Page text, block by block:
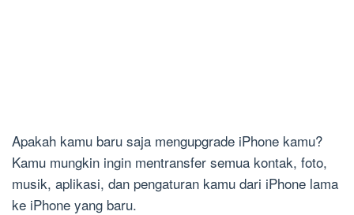
Apakah kamu baru saja mengupgrade iPhone kamu?
Kamu mungkin ingin mentransfer semua kontak, foto,
musik, aplikasi, dan pengaturan kamu dari iPhone lama
ke iPhone yang baru.